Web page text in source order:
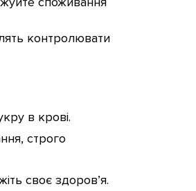
контролювати
в крові.
строго
своє здоров’я.